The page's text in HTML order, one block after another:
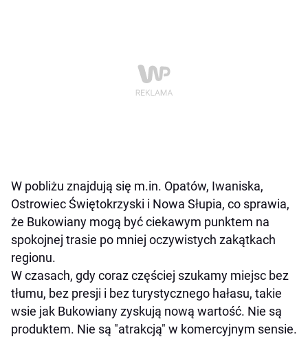
W pobliżu znajdują się m.in. Opatów, Iwaniska,
Ostrowiec Świętokrzyski i Nowa Słupia, co sprawia,
że Bukowiany mogą być ciekawym punktem na
spokojnej trasie po mniej oczywistych zakątkach
regionu.
W czasach, gdy coraz częściej szukamy miejsc bez
tłumu, bez presji i bez turystycznego hałasu, takie
wsie jak Bukowiany zyskują nową wartość. Nie są
produktem. Nie są "atrakcją" w komercyjnym sensie.